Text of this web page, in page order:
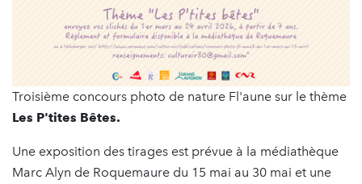
Troisième concours photo de nature Fl'aune sur le thème
Les P'tites Bêtes.
Une exposition des tirages est prévue à la médiathèque
Marc Alyn de Roquemaure du 15 mai au 30 mai et une